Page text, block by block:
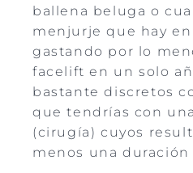
ballena beluga o
menjurje que hay
gastando por lo
facelift en un solo
bastante discretos
que tendrías con
(cirugía) cuyos
menos una duración